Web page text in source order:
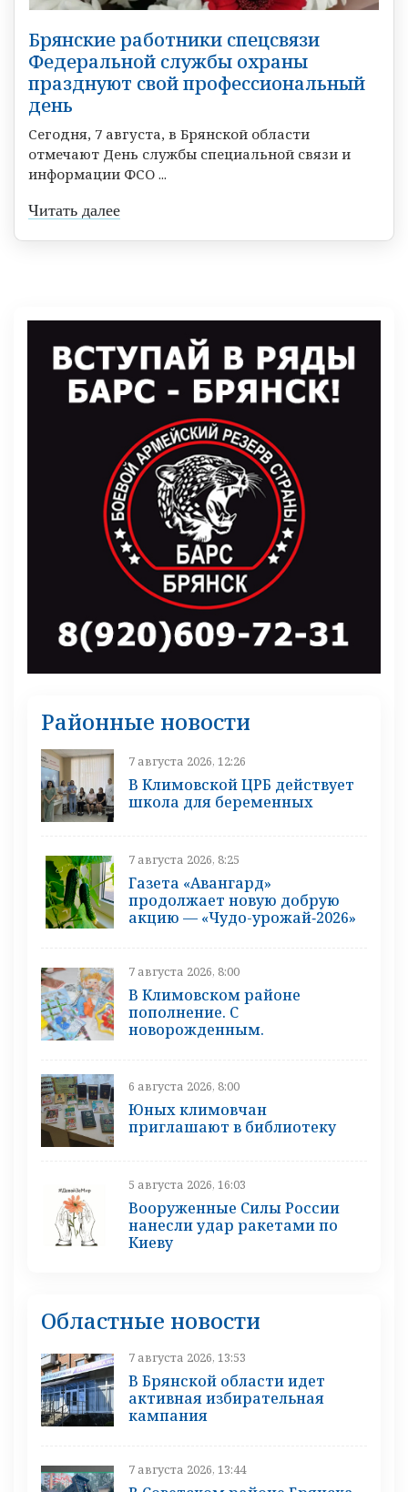
Брянские работники спецсвязи
Федеральной службы охраны
празднуют свой профессиональный
день
Сегодня, 7 августа, в Брянской области
отмечают День службы специальной связи и
информации ФСО ...
Читать далее
Районные новости
7 августа 2026, 12:26
В Климовской ЦРБ действует
школа для беременных
7 августа 2026, 8:25
Газета «Авангард»
продолжает новую добрую
акцию — «Чудо-урожай‑2026»
7 августа 2026, 8:00
В Климовском районе
пополнение. С
новорожденным.
6 августа 2026, 8:00
Юных климовчан
приглашают в библиотеку
5 августа 2026, 16:03
Вооруженные Силы России
нанесли удар ракетами по
Киеву
Областные новости
7 августа 2026, 13:53
В Брянской области идет
активная избирательная
кампания
7 августа 2026, 13:44